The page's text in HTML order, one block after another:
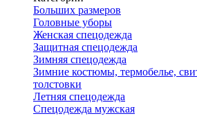
Больших размеров
Головные уборы
Женская спецодежда
Защитная спецодежда
Зимняя спецодежда
Зимние костюмы, термобелье,
толстовки
Летняя спецодежда
Спецодежда мужская